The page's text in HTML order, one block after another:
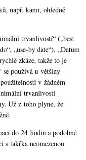
např. kami, ohledně
trvanlivostí“ („best
„use-by date“). „Datum
zkáze, takže to je
používá u většiny
v žádném
trvanlivostí
Už z toho plyne, že
do 24 hodin a podobné
s takřka neomezenou